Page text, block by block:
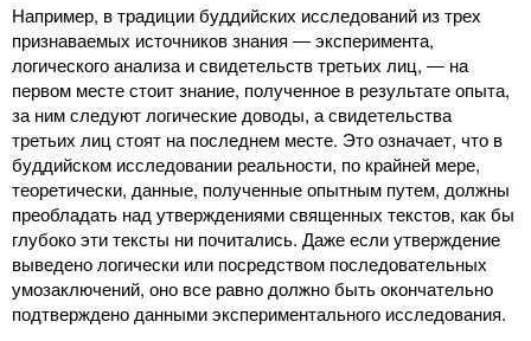
Например, в традиции буддийских исследований из трех
признаваемых источников знания ― эксперимента,
логического анализа и свидетельств третьих лиц, ― на
первом месте стоит знание, полученное в результате опыта,
за ним следуют логические доводы, а свидетельства
третьих лиц стоят на последнем месте. Это означает, что в
буддийском исследовании реальности, по крайней мере,
теоретически, данные, полученные опытным путем, должны
преобладать над утверждениями священных текстов, как бы
глубоко эти тексты ни почитались. Даже если утверждение
выведено логически или посредством последовательных
умозаключений, оно все равно должно быть окончательно
подтверждено данными экспериментального исследования.